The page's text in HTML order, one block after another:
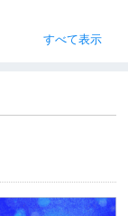
していまし
見えます。
が流れて行き
すべて表示